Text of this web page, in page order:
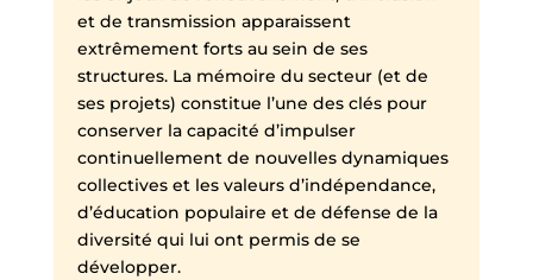
et de transmission apparaissent
extrêmement forts au sein de ses
structures. La mémoire du secteur (et de
ses projets) constitue l’une des clés pour
conserver la capacité d’impulser
continuellement de nouvelles dynamiques
collectives et les valeurs d’indépendance,
d’éducation populaire et de défense de la
diversité qui lui ont permis de se
développer.